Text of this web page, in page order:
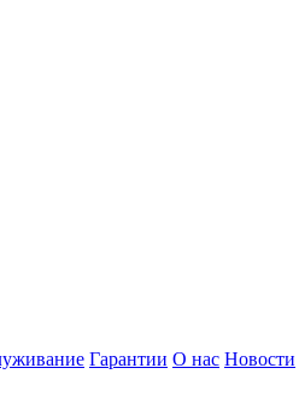
Гарантии О нас Новости